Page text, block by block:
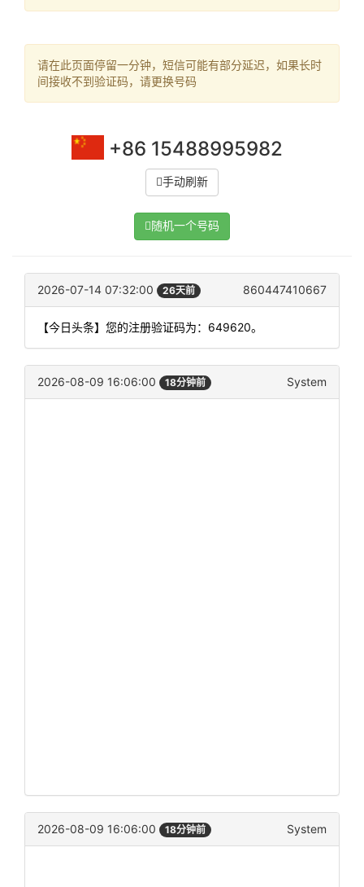
请在此页面停留一分钟，短信可能有部分延迟，如果长时
间接收不到验证码，请更换号码
+86 15488995982
手动刷新
随机一个号码
2026-07-14 07:32:00 26天前 860447410667
【今日头条】您的注册验证码为：649620。
2026-08-09 16:06:00 18分钟前 System
2026-08-09 16:06:00 18分钟前 System